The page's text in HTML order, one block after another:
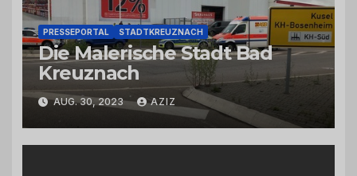
PRESSEPORTAL STADTKREUZNACH
Die Malerische Stadt Bad
Kreuznach
AUG. 30, 2023 AZIZ